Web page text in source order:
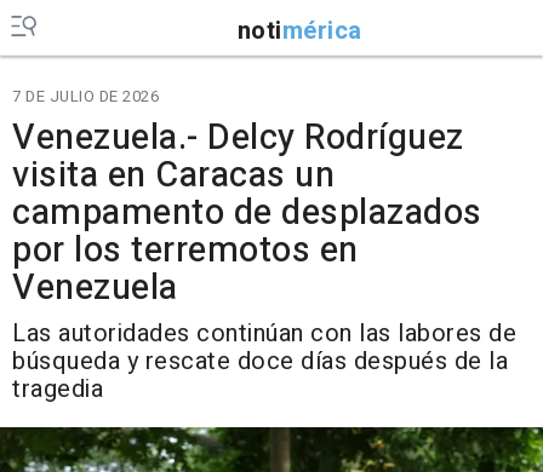
notimérica
7 DE JULIO DE 2026
Venezuela.- Delcy Rodríguez
visita en Caracas un
campamento de desplazados
por los terremotos en
Venezuela
Las autoridades continúan con las labores de
búsqueda y rescate doce días después de la
tragedia